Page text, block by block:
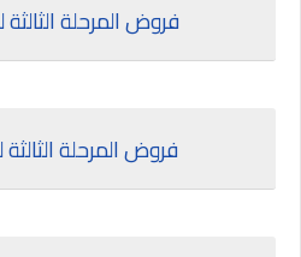
فروض المرحلة
فروض المرحلة